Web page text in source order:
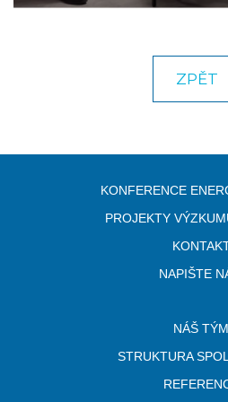
ZPĚT
KONFERENCE
PROJEKTY
NAPIŠTE
NÁŠ TÝM
STRUKTURA